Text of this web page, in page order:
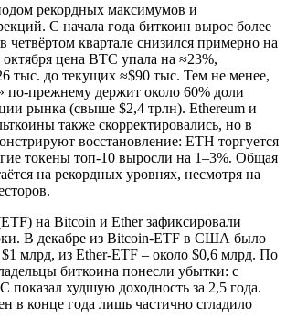
рекордных максимумов и
С начала года биткоин вырос более
четвёртом квартале снизился примерно на
октября цена BTC упала на ≈23%,
тыс. до текущих ≈$90 тыс. Тем не менее,
по-прежнему держит около 60% доли
рынка (свыше $2,4 трлн). Ethereum и
также скорректировались, но в
восстановление: ETH торгуется
токены топ-10 выросли на 1–3%. Общая
на рекордных уровнях, несмотря на
на Bitcoin и Ether зафиксировали
В декабре из Bitcoin-ETF в США было
млрд, из Ether-ETF – около $0,6 млрд. По
биткоина понесли убытки: с
показал худшую доходность за 2,5 года.
в конце года лишь частично сгладило